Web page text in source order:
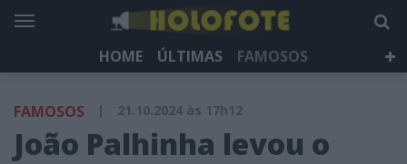
HOME ÚLTIMAS
FAMOSOS
HOLOFOTE TV
NEWSLETTER
FAMOSOS | 21.10.2024 às 17h12
João Palhinha levou o